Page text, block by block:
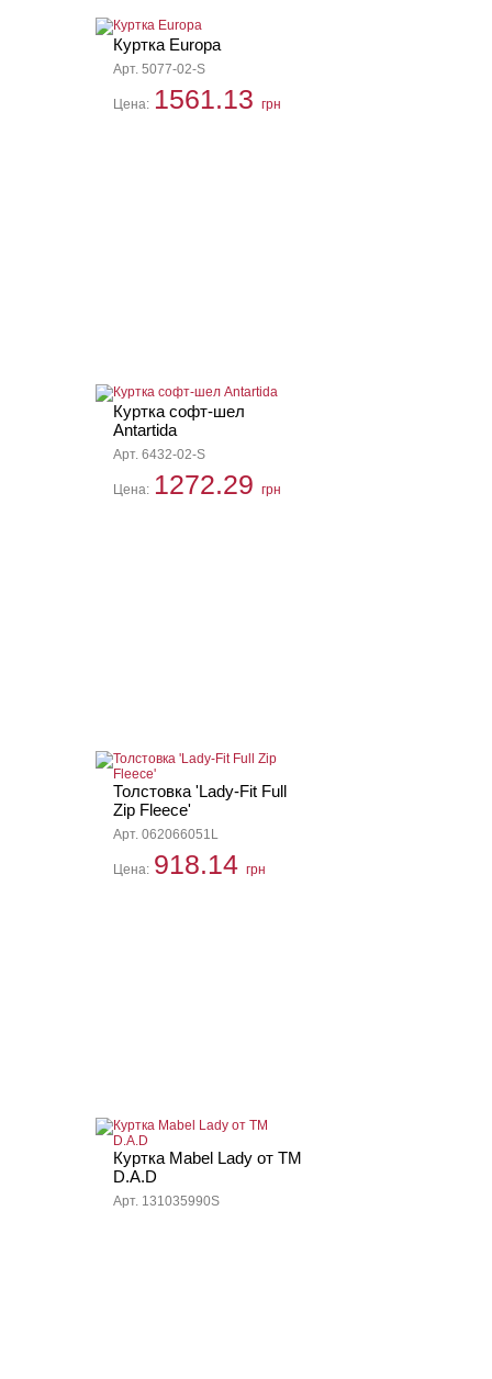
Куртка Europa
Арт. 5077-02-S
Цена: 1561.13 грн
Куртка софт-шел
Antartida
Арт. 6432-02-S
Цена: 1272.29 грн
Толстовка 'Lady-Fit Full
Zip Fleece'
Арт. 062066051L
Цена: 918.14 грн
Куртка Mabel Lady от ТМ
D.A.D
Арт. 131035990S